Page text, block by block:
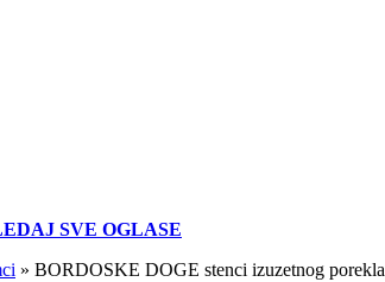
SVE OGLASE
» BORDOSKE DOGE stenci izuzetnog porekla